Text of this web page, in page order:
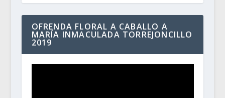
OFRENDA FLORAL A CABALLO A
MARÍA INMACULADA TORREJONCILLO
2019